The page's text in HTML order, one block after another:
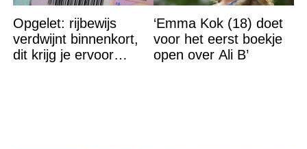
Opgelet: rijbewijs
verdwijnt binnenkort,
dit krijg je ervoor
‘Emma Kok (18) doet
voor het eerst boekje
open over Ali B’